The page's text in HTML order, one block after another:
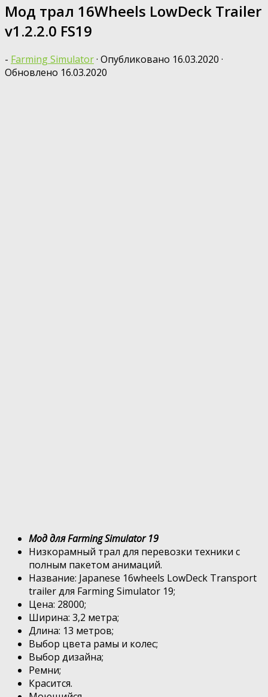
Мод трал 16Wheels LowDeck Trailer
v1.2.2.0 FS19
- Farming Simulator· Опубликовано 16.03.2020 ·
Обновлено 16.03.2020
Мод для Farming Simulator 19
Низкорамный трал для перевозки техники с
полным пакетом анимаций.
Название: Japanese 16wheels LowDeck Transport
trailer для Farming Simulator 19;
Цена: 28000;
Ширина: 3,2 метра;
Длина: 13 метров;
Выбор цвета рамы и колес;
Выбор дизайна;
Ремни;
Красится.